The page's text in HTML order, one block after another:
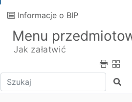
Informacje o BIP
Menu
Jak załatwić
Wpisz tekst do wyszukania